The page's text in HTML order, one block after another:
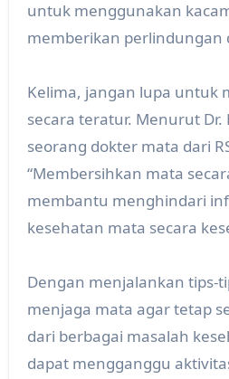
untuk menggunakan
memberikan perlindungan
Kelima, jangan lupa untuk
secara teratur. Menurut Dr.
seorang dokter mata dari
“Membersihkan mata
membantu menghindari
kesehatan mata secara
Dengan menjalankan tips-
menjaga mata agar tetap
dari berbagai masalah
dapat mengganggu